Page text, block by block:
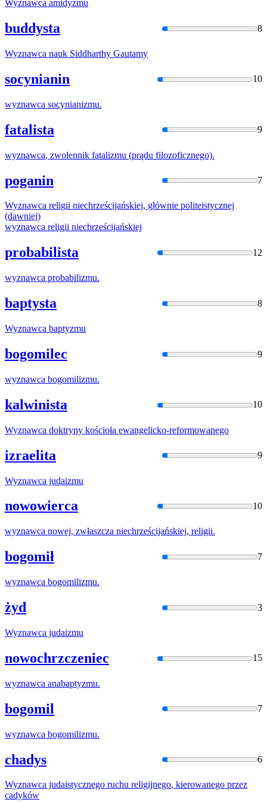
Wyznawca amidyzmu
buddysta 8
Wyznawca nauk Siddharthy Gautamy
socynianin 10
wyznawca socynianizmu.
fatalista 9
wyznawca, zwolennik fatalizmu (prądu filozoficznego).
poganin 7
Wyznawca religii niechrześcijańskiej, głównie politeistycznej
(dawniej)
wyznawca religii niechrześcijańskiej
probabilista 12
wyznawca probabilizmu.
baptysta 8
Wyznawca baptyzmu
bogomilec 9
wyznawca bogomilizmu.
kalwinista 10
Wyznawca doktryny kościoła ewangelicko-reformowanego
izraelita 9
Wyznawca judaizmu
nowowierca 10
wyznawca nowej, zwłaszcza niechrześcijańskiej, religii.
bogomił 7
wyznawca bogomilizmu.
żyd 3
Wyznawca judaizmu
nowochrzczeniec 15
wyznawca anabaptyzmu.
bogomil 7
wyznawca bogomilizmu.
chadys 6
Wyznawca judaistycznego ruchu religijnego, kierowanego przez
cadyków